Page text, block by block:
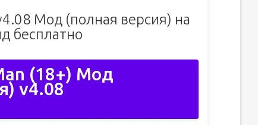
Мод (полная версия) на
бесплатно
(18+) Мод
v4.08